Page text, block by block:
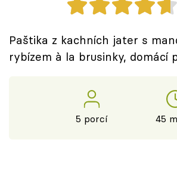
Sledujte prima+
Přihlášení
Paštika z kachních jater s
rybízem à la brusinky, domácí
5 porcí 45